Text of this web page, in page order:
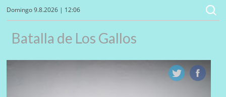
Domingo 9.8.2026 | 12:06
Batalla de Los Gallos